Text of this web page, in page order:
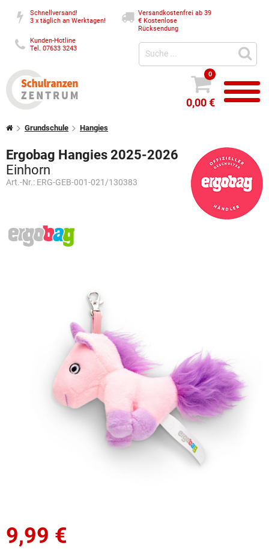
Schnellversand!
3 x täglich an Werktagen!
Versandkostenfrei ab 39
€Kostenlose
Rücksendung
Kunden-Hotline
Tel. 07633 3243
0
0,00 €
Grundschule Hangies
Ergobag Hangies 2025-2026
Einhorn
Art.-Nr.: ERG-GEB-001-021/130383
9,99 €